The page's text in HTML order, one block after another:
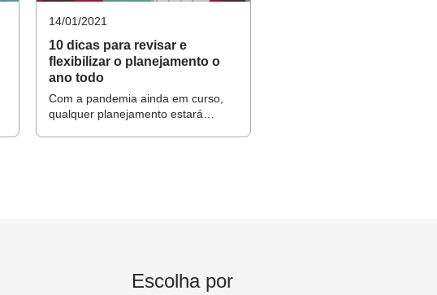
os professores
será feita a avaliação do trabalho com as crianças na volta às atividades
14/01/2021
10 dicas para revisar e
flexibilizar o planejamento o
ano todo
Com a pandemia ainda em curso,
qualquer planejamento estará
Escolha por